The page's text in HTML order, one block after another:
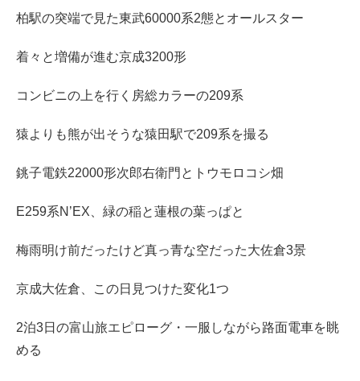
柏駅の突端で見た東武60000系2態とオールスター
着々と増備が進む京成3200形
コンビニの上を行く房総カラーの209系
猿よりも熊が出そうな猿田駅で209系を撮る
銚子電鉄22000形次郎右衛門とトウモロコシ畑
E259系N’EX、緑の稲と蓮根の葉っぱと
梅雨明け前だったけど真っ青な空だった大佐倉3景
京成大佐倉、この日見つけた変化1つ
2泊3日の富山旅エピローグ・一服しながら路面電車を眺
める